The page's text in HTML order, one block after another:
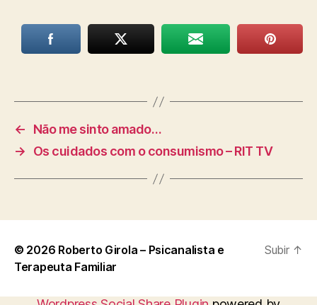
←
Não me sinto amado…
→
Os cuidados com o consumismo – RIT TV
© 2026 Roberto Girola – Psicanalista e
Terapeuta Familiar
Subir ↑